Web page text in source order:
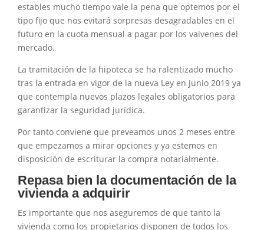
estables mucho tiempo vale la pena que optemos por el
tipo fijo que nos evitará sorpresas desagradables en el
futuro en la cuota mensual a pagar por los vaivenes del
mercado.
La tramitación de la hipoteca se ha ralentizado mucho
tras la entrada en vigor de la nueva Ley en Junio 2019 ya
que contempla nuevos plazos legales obligatorios para
garantizar la seguridad jurídica.
Por tanto conviene que preveamos unos 2 meses entre
que empezamos a mirar opciones y ya estemos en
disposición de escriturar la compra notarialmente.
Repasa bien la documentación de la
vivienda a adquirir
Es importante que nos aseguremos de que tanto la
vivienda como los propietarios disponen de todos los